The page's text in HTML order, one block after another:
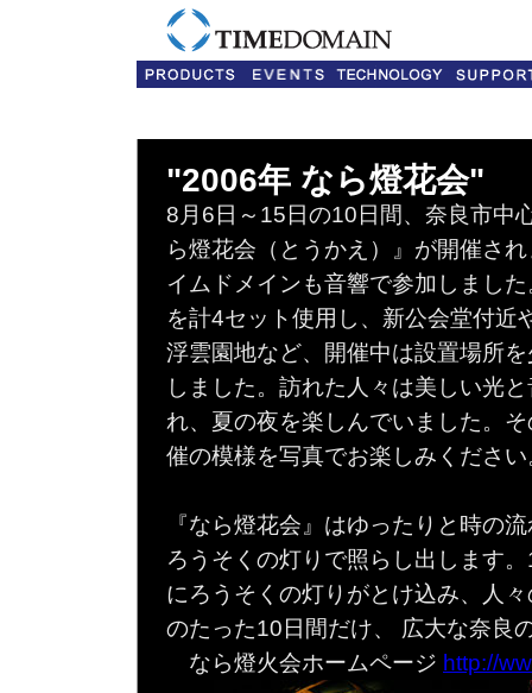
"2006年 なら燈花会"
8月6日～15日の10日間、奈良市中
ら燈花会（とうかえ）』が開催さ
イムドメインも音響で参加しまし
を計4セット使用し、新公会堂付近
浮雲園地など、開催中は設置場所
しました。訪れた人々は美しい光
れ、夏の夜を楽しんでいました。
催の模様を写真でお楽しみください
『なら燈花会』はゆったりと時の
ろうそくの灯りで照らし出します
にろうそくの灯りがとけ込み、人
のたった10日間だけ、 広大な奈良
なら燈火会ホームページ http://